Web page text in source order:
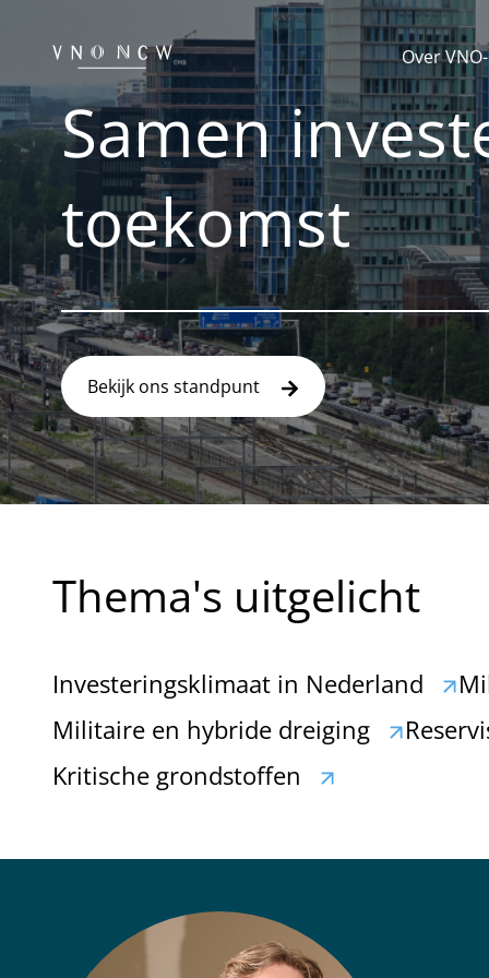
Over
Samen
toekomst
Bekijk ons standpunt
Thema's uitgelicht
Investeringsklimaat in Nederland
Militaire en hybride dreiging
Kritische grondstoffen